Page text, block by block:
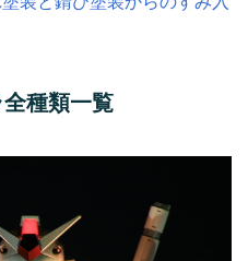
種類一覧